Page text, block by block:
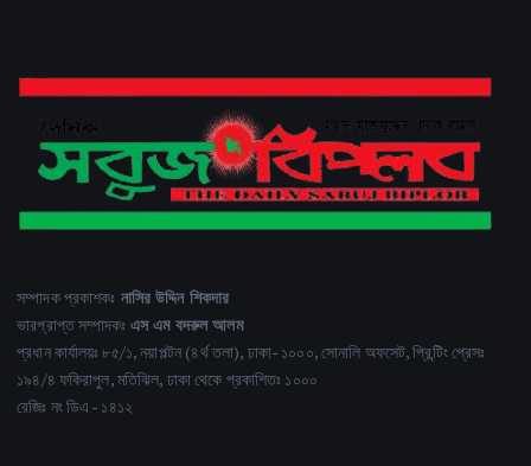
সম্পাদক প্রকাশকঃ নাসির উদ্দিন শিকদার
ভারপ্রাপ্ত সম্পাদকঃ এস এম বদরুল আলম
প্রধান কার্যালয়ঃ ৮৫/১, নয়াপল্টন (৪র্থ তলা), ঢাকা- ১০০০, সোনালি অফসেট, প্রিন্টিং প্রেসঃ
১৯৪/৪ ফকিরাপুল, মতিঝিল, ঢাকা থেকে প্রকাশিতঃ ১০০০
রেজিঃ নং ডিএ - ১৪১২